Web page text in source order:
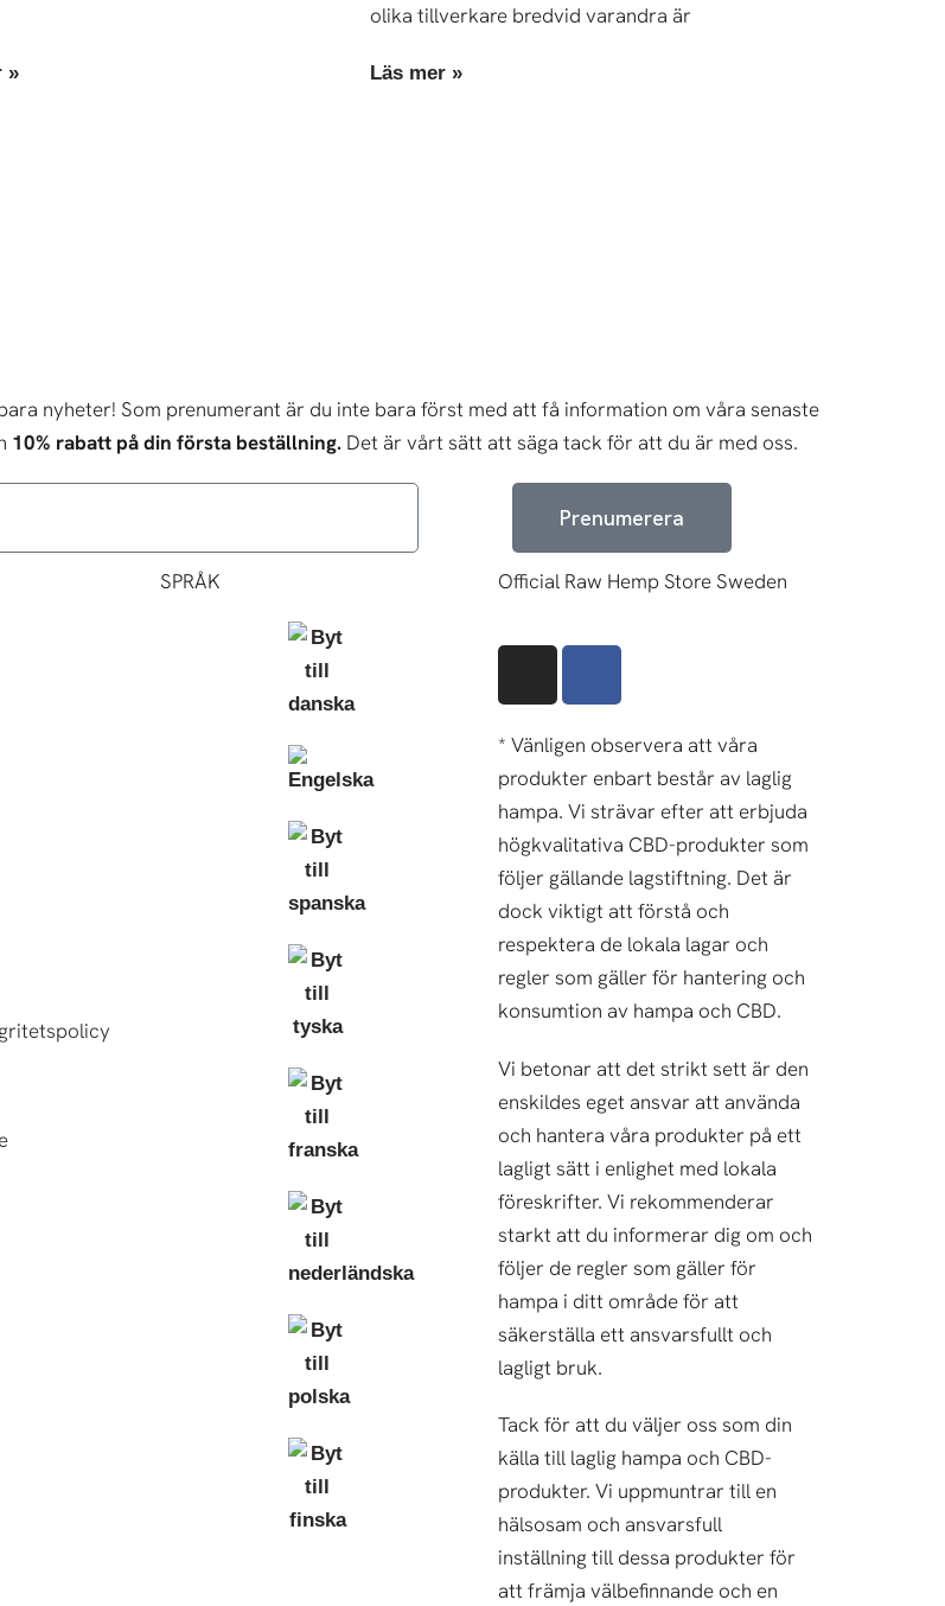
»
olika tillverkare bredvid varandra är
Läs mer »
nyheter! Som prenumerant är du inte bara först med att få information om våra senaste
10% rabatt på din första beställning. Det är vårt sätt att säga tack för att du är med oss.
Prenumerera
SPRÅK Official Raw Hemp Store Sweden
t
a
g
r
a
m
e
b
o
o
k
* Vänligen observera att våra
produkter enbart består av laglig
hampa. Vi strävar efter att erbjuda
högkvalitativa CBD-produkter som
följer gällande lagstiftning. Det är
dock viktigt att förstå och
respektera de lokala lagar och
regler som gäller för hantering och
konsumtion av hampa och CBD.
Vi betonar att det strikt sett är den
enskildes eget ansvar att använda
och hantera våra produkter på ett
lagligt sätt i enlighet med lokala
föreskrifter. Vi rekommenderar
starkt att du informerar dig om och
följer de regler som gäller för
hampa i ditt område för att
säkerställa ett ansvarsfullt och
lagligt bruk.
Tack för att du väljer oss som din
källa till laglig hampa och CBD-
produkter. Vi uppmuntrar till en
hälsosam och ansvarsfull
inställning till dessa produkter för
att främja välbefinnande och en